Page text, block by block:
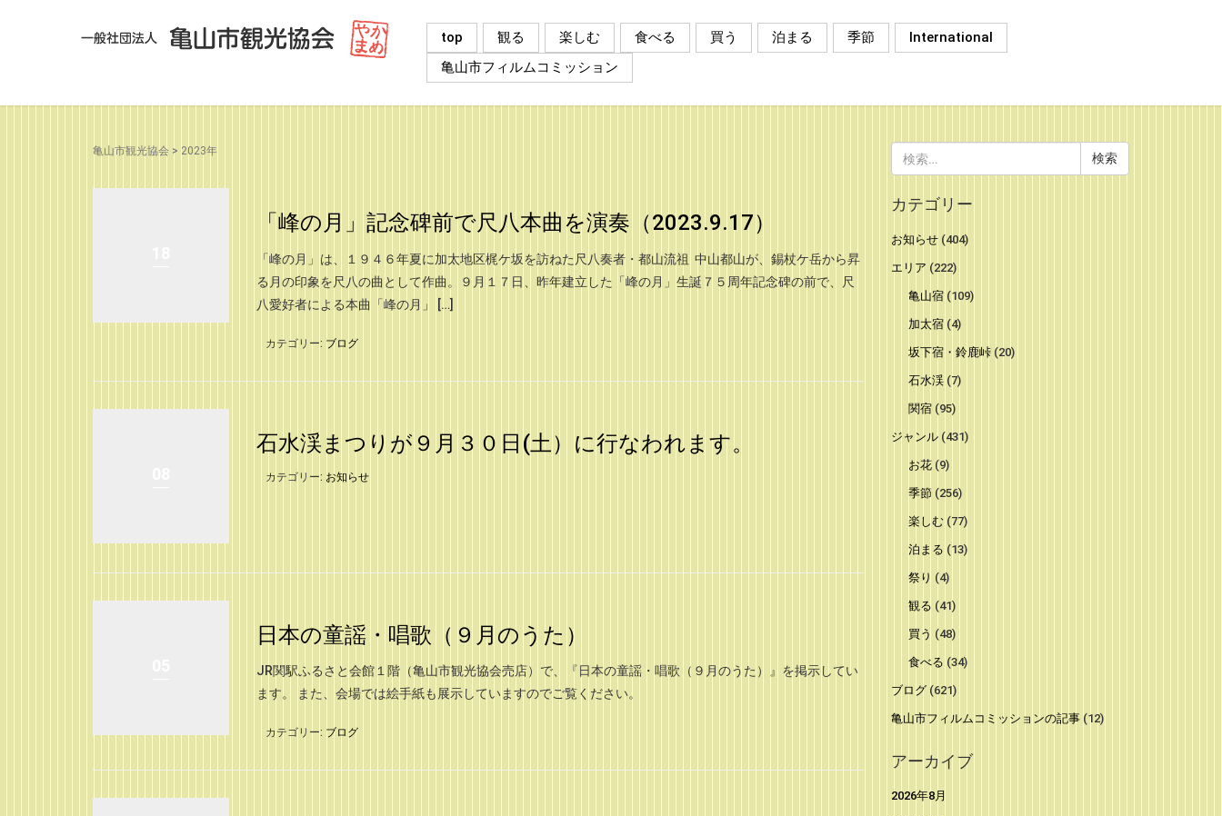
top 観る 楽しむ 食べる 買う 泊まる 季節
International
亀山市フィルムコミッション
亀山市観光協会 > 2023年
「峰の月」記念碑前で尺八本曲を演奏（2023.9.17）
「峰の月」は、１９４６年夏に加太地区梶ケ坂を訪ねた尺八奏者・都山流祖 中山都山が、錫杖ケ岳から昇
る月の印象を尺八の曲として作曲。９月１７日、昨年建立した「峰の月」生誕７５周年記念碑の前で、尺
八愛好者による本曲「峰の月」 […]
カテゴリー: ブログ
石水渓まつりが９月３０日(土）に行なわれます。
カテゴリー: お知らせ
日本の童謡・唱歌（９月のうた）
JR関駅ふるさと会館１階（亀山市観光協会売店）で、『日本の童謡・唱歌（９月のうた）』を掲示してい
ます。 また、会場では絵手紙も展示していますのでご覧ください。
カテゴリー: ブログ
索:
カテゴリー
お知らせ(404)
エリア (222)
亀山宿 (109)
加太宿 (4)
坂下宿・鈴鹿峠 (20)
石水渓 (7)
関宿 (95)
ジャンル(431)
お花 (9)
季節 (256)
楽しむ (77)
泊まる (13)
祭り (4)
観る (41)
買う (48)
食べる (34)
ブログ(621)
亀山市フィルムコミッションの記事(12)
アーカイブ
2026年8月